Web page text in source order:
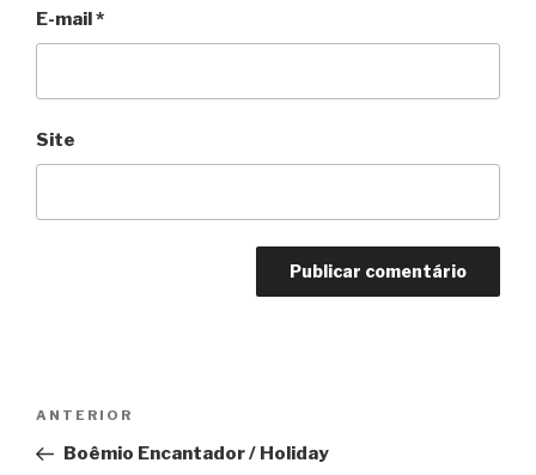
E-mail*
Site
Post
Anterior
ANTERIOR
Boêmio Encantador / Holiday